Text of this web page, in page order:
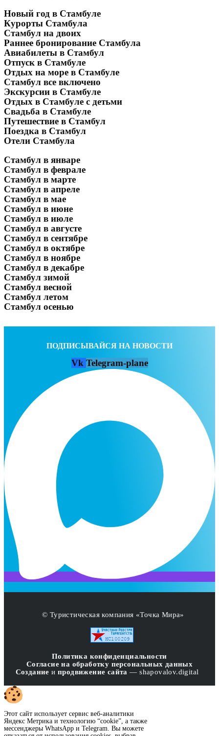
Новый год в Стамбуле
Курорты Стамбула
Стамбул на двоих
Раннее бронирование Стамбула
Авиабилеты в Стамбул
Отпуск в Стамбуле
Отдых на море в Стамбуле
Стамбул все включено
Экскурсии в Стамбуле
Отдых в Стамбуле с детьми
Свадьба в Стамбуле
Путешествие в Стамбул
Поездка в Стамбул
Отели Стамбула
Стамбул в январе
Стамбул в феврале
Стамбул в марте
Стамбул в апреле
Стамбул в мае
Стамбул в июне
Стамбул в июле
Стамбул в августе
Стамбул в сентябре
Стамбул в октябре
Стамбул в ноябре
Стамбул в декабре
Стамбул зимой
Стамбул весной
Стамбул летом
Стамбул осенью
ПОДПИСЫВАЙСЯ НА НОВОСТИ
Vk Telegram-plane
© Туристическая компания «Точка Мира»
Политика конфиденциальности
Согласие на обработку персональных данных
Создание ипродвижение сайта — shapovalov.digital
Этот сайт использует сервис веб-аналитики
Яндекс Метрика и технологию “cookie”, а также
мессенджеры WhatsApp и Telegram. Вы можете